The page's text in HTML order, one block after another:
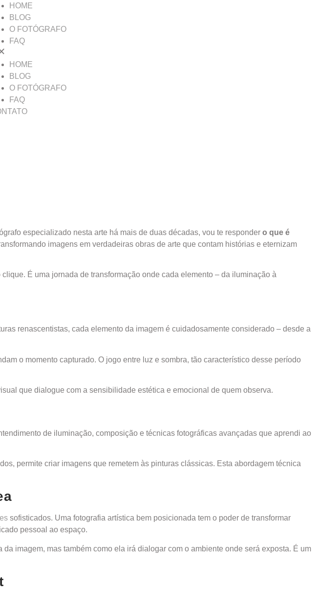
HOME
BLOG
O FOTÓGRAFO
FAQ
HOME
BLOG
O FOTÓGRAFO
FAQ
especializado nesta arte há mais de duas décadas, vou te responder o que é
imagens em verdadeiras obras de arte que contam histórias e eternizam
É uma jornada de transformação onde cada elemento – da iluminação à
renascentistas, cada elemento da imagem é cuidadosamente considerado – desde a
o momento capturado. O jogo entre luz e sombra, tão característico desse período
que dialogue com a sensibilidade estética e emocional de quem observa.
de iluminação, composição e técnicas fotográficas avançadas que aprendi ao
permite criar imagens que remetem às pinturas clássicas. Esta abordagem técnica
sofisticados. Uma fotografia artística bem posicionada tem o poder de transformar
pessoal ao espaço.
da imagem, mas também como ela irá dialogar com o ambiente onde será exposta. É um